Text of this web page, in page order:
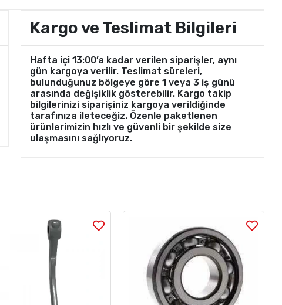
Kargo ve Teslimat Bilgileri
Hafta içi 13:00’a kadar verilen siparişler, aynı
gün kargoya verilir. Teslimat süreleri,
bulunduğunuz bölgeye göre 1 veya 3 iş günü
arasında değişiklik gösterebilir. Kargo takip
bilgilerinizi siparişiniz kargoya verildiğinde
tarafınıza ileteceğiz. Özenle paketlenen
ürünlerimizin hızlı ve güvenli bir şekilde size
ulaşmasını sağlıyoruz.